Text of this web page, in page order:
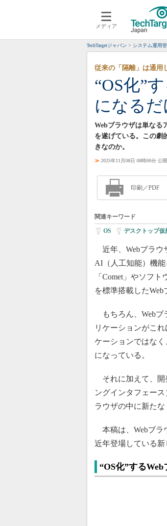
メディア
クラウド
スマートモバイル
ネットワーク
システム運用管理
TechTargetジャパン システム運用
“OS化”
になる
従来の「隔離」は通用
Webブラウザは単なる
を遂げている。この劇
きなのか。
≫ 2025年11月08日 08時00分 公開
印刷／PDF
関連キーワード
OS デスクトップ仮
近年、Webブラウ
AI（人工知能）機
「Comet」やソフ
を標準搭載したWeb
もちろん、Webブ
リケーションがこ
ケーションではな
になっている。
それに加えて、開
ングインタフェー
ラウザの中に新たな
本稿は、Webブラ
近年登場している新
“OS化”する